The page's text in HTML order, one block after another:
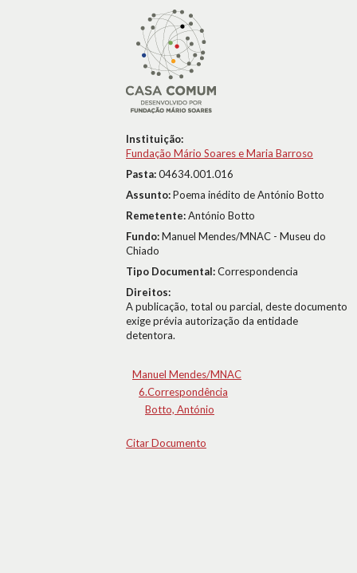
Instituição:
Fundação Mário Soares e Maria Barroso
Pasta:04634.001.016
Assunto:Poema inédito de António Botto
Remetente:António Botto
Fundo:Manuel Mendes/MNAC - Museu do
Chiado
Tipo Documental:Correspondencia
Direitos:
A publicação, total ou parcial, deste documento
exige prévia autorização da entidade
detentora.
Manuel Mendes/MNAC
6.Correspondência
Botto, António
Citar Documento